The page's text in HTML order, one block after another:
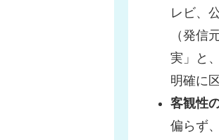
レビ、
（発信
実」と
明確に
客観性
偏らず